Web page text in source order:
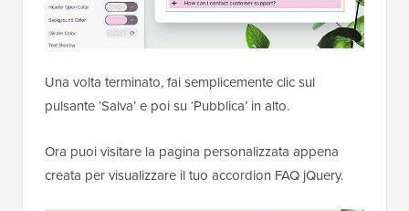
Una volta terminato, fai semplicemente clic sul
pulsante ‘Salva’ e poi su ‘Pubblica’ in alto.
Ora puoi visitare la pagina personalizzata appena
creata per visualizzare il tuo accordion FAQ jQuery.